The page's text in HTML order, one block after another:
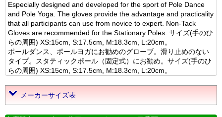
Especially designed and developed for the sport of Pole Dance
and Pole Yoga. The gloves provide the advantage and practicality
that all participants can use from novice to expert. Non-Tack
Gloves are recommended for the Stationary Poles. サイズ(手のひ
らの周囲) XS:15cm, S:17.5cm, M:18.3cm, L:20cm。
ポールダンス、ポールヨガにお勧めのグローブ。滑り止めのない
タイプ。スタティックポール（固定式）にお勧め。サイズ(手のひ
らの周囲) XS:15cm, S:17.5cm, M:18.3cm, L:20cm。
メーカーサイズ表